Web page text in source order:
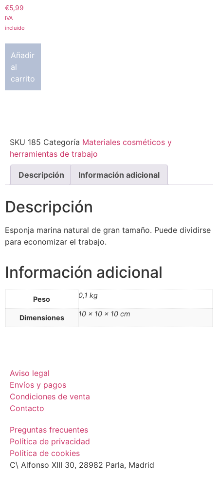
€5,99
IVA
incluido
Añadir
al
carrito
SKU 185 Categoría Materiales cosméticos y
herramientas de trabajo
Descripción Información adicional
Descripción
Esponja marina natural de gran tamaño. Puede dividirse
para economizar el trabajo.
Información adicional
Peso 0,1 kg
Dimensiones 10 × 10 × 10 cm
Aviso legal
Envíos y pagos
Condiciones de venta
Contacto
Preguntas frecuentes
Política de privacidad
Política de cookies
C\ Alfonso XIII 30, 28982 Parla, Madrid